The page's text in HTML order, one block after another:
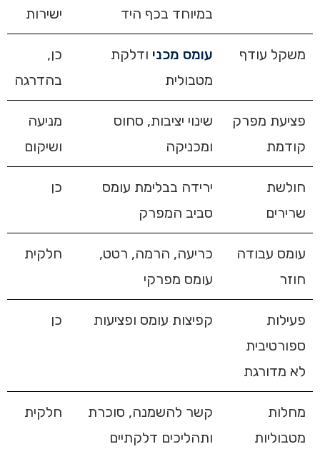
במיוחד בכף היד
ישירות
משקל עודף עומס מכני ודלקת
מטבולית
כן,
בהדרגה
פציעת מפרק
קודמת
שינוי יציבות, סחוס
ומכניקה
מניעה
ושיקום
חולשת
שרירים
ירידה בבלימת עומס
סביב המפרק
כן
עומס עבודה
חוזר
כריעה, הרמה, רטט,
עומס מפרקי
חלקית
פעילות
ספורטיבית
לא מדורגת
קפיצות עומס ופציעות כן
מחלות
מטבוליות
קשר להשמנה, סוכרת
ותהליכים דלקתיים
חלקית